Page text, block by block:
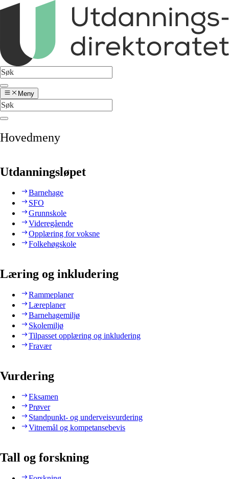
Meny
Hovedmeny
Utdanningsløpet
Barnehage
SFO
Grunnskole
Videregående
Opplæring for voksne
Folkehøgskole
Læring og inkludering
Rammeplaner
Læreplaner
Barnehagemiljø
Skolemiljø
Tilpasset opplæring og inkludering
Fravær
Vurdering
Eksamen
Prøver
Standpunkt- og underveisvurdering
Vitnemål og kompetansebevis
Tall og forskning